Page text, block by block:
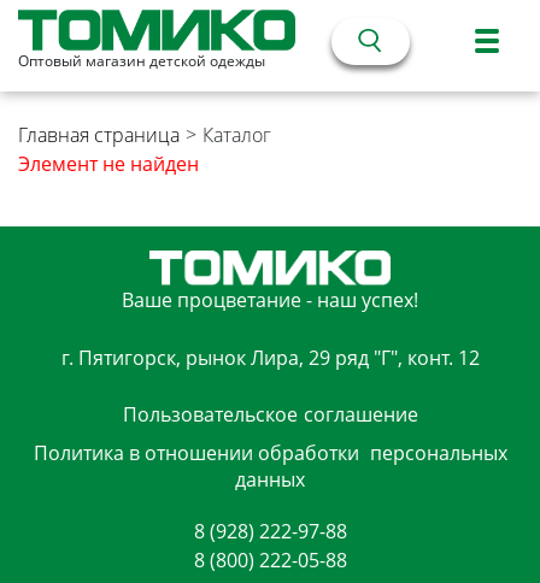
Оптовый магазин детской одежды
Главная страница > Каталог
Элемент не найден
Ваше процветание - наш успех!
г. Пятигорск, рынок Лира, 29 ряд "Г", конт. 12
Пользовательское соглашение
Политика в отношении обработки персональных
данных
8 (928) 222-97-88
8 (800) 222-05-88